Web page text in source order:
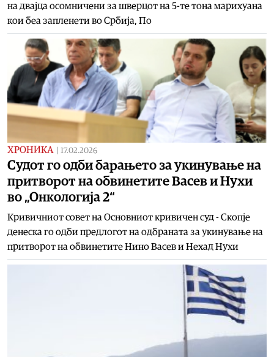
на двајца осомничени за шверцот на 5-те тона марихуана
кои беа запленети во Србија, По
ХРОНИКА 17.02.2026
Судот го одби барањето за укинување на
притворот на обвинетите Васев и Нухи
во „Онкологија 2“
Кривичниот совет на Основниот кривичен суд - Скопје
денеска го одби предлогот на одбраната за укинување на
притворот на обвинетите Нино Васев и Нехад Нухи